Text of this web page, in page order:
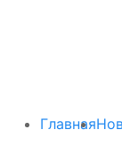
Главная